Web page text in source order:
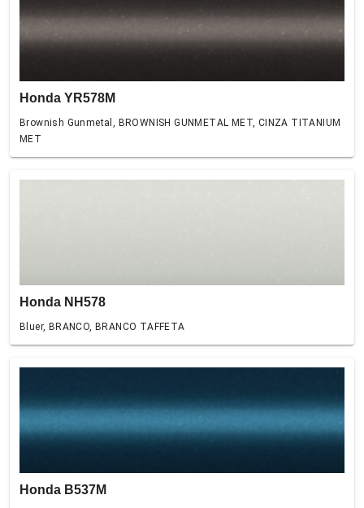
Honda YR578M
Brownish Gunmetal, BROWNISH GUNMETAL MET, CINZA TITANIUM
MET
Honda NH578
Bluer, BRANCO, BRANCO TAFFETA
Honda B537M